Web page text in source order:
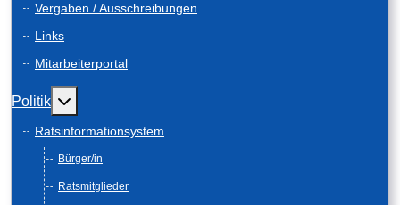
Vergaben / Ausschreibungen
Links
Mitarbeiterportal
Politik Weitere Informationen: Politik
Ratsinformationsystem
Bürger/in
Ratsmitglieder